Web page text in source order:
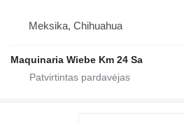
Meksika, Chihuahua
Maquinaria Wiebe Km 24 Sa